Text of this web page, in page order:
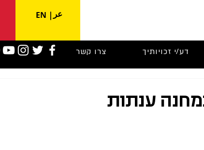
عر EN
דע/י זכויותיך צרו קשר
ענתות